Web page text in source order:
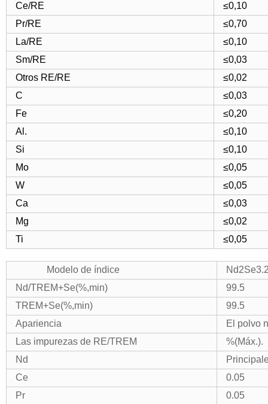
Ce/RE
≤0,10
Pr/RE
≤0,70
La/RE
≤0,10
Sm/RE
≤0,03
Otros RE/RE
≤0,02
C
≤0,03
Fe
≤0,20
Al.
≤0,10
Si
≤0,10
Mo
≤0,05
W
≤0,05
Ca
≤0,03
Mg
≤0,02
Ti
≤0,05
Modelo de índice
Nd/TREM+Se(%,min)
99.5
TREM+Se(%,min)
99.5
Apariencia
El polvo
Las impurezas de RE/TREM
%(Máx.).
Nd
Ce
0.05
Pr
0.05